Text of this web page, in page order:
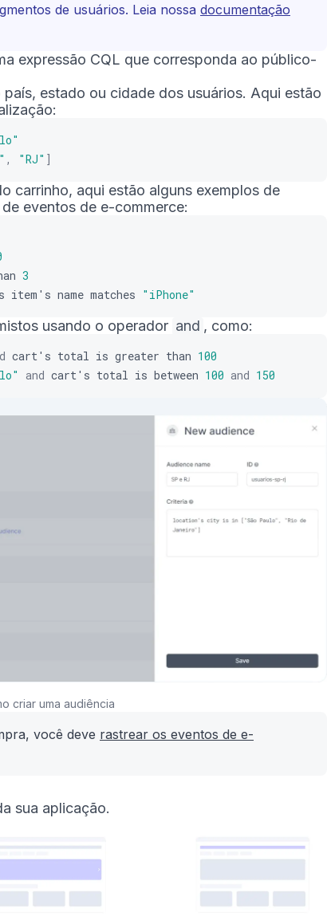
de usuários. Leia nossa documentação
expressão CQL que corresponda ao público-
estado ou cidade dos usuários. Aqui estão
, "RJ" ]
carrinho, aqui estão alguns exemplos de
eventos de e-commerce:
3
item ' s name matches "iPhone"
usando o operador and , como:
cart' s total is greater than 100
and cart' s total is between 100 and 150
criar uma audiência
você deve rastrear os eventos de e-
sua aplicação.